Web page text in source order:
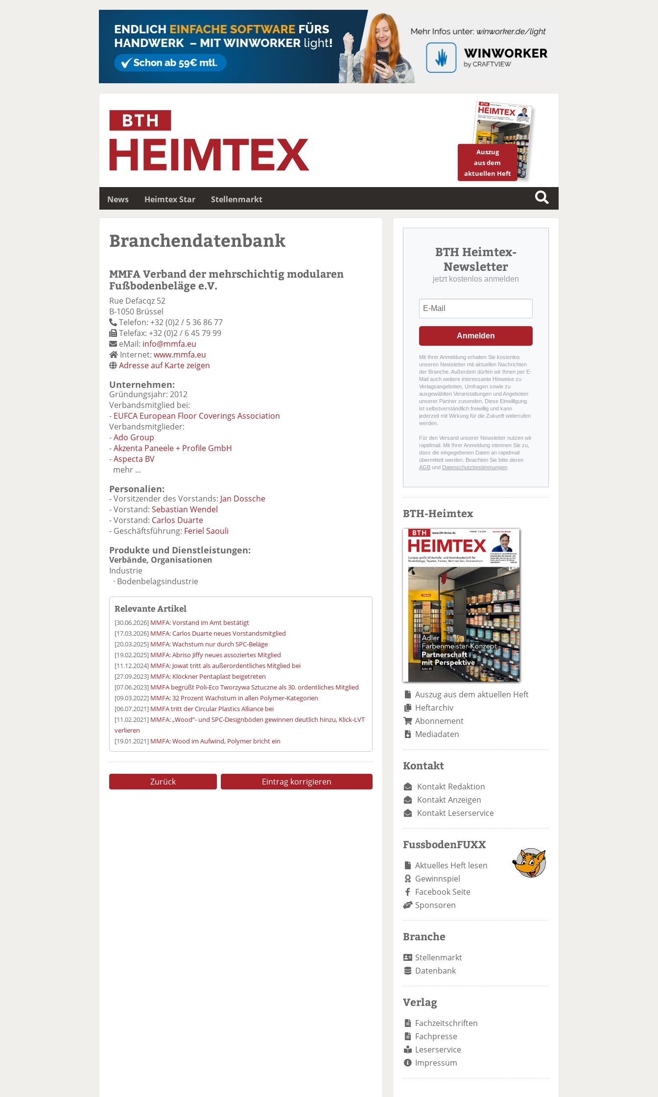
Auszug
aus dem
aktuellen Heft
News Heimtex Star
Stellenmarkt
S
u
c
Branchendatenbank
MMFA Verband der mehrschichtig modularen
Fußbodenbeläge e.V.
Rue Defacqz 52
B-1050 Brüssel
Telefon: +32 (0)2 / 5 36 86 77
Telefax: +32 (0)2 / 6 45 79 99
eMail: info@mmfa.eu
Internet: www.mmfa.eu
Adresse auf Karte zeigen
Unternehmen:
Gründungsjahr: 2012
Verbandsmitglied bei:
- EUFCA European Floor Coverings Association
Verbandsmitglieder:
-Ado Group
-Akzenta Paneele + Profile GmbH
-Aspecta BV
mehr ...
Personalien:
- Vorsitzender des Vorstands: Jan Dossche
- Vorstand: Sebastian Wendel
- Vorstand: Carlos Duarte
- Geschäftsführung: Feriel Saouli
Produkte und Dienstleistungen:
Verbände, Organisationen
Industrie
· Bodenbelagsindustrie
Relevante Artikel
[30.06.2026] MMFA: Vorstand im Amt bestätigt
[17.03.2026] MMFA: Carlos Duarte neues Vorstandsmitglied
[20.03.2025] MMFA: Wachstum nur durch SPC-Beläge
[19.02.2025] MMFA: Abriso Jiffy neues assoziertes Mitglied
[11.12.2024] MMFA: Jowat tritt als außerordentliches Mitglied bei
[27.09.2023] MMFA: Klöckner Pentaplast beigetreten
[07.06.2023] MMFA begrüßt Poli-Eco Tworzywa Sztuczne als 30. ordentliches Mitglied
[09.03.2022] MMFA: 32 Prozent Wachstum in allen Polymer-Kategorien
[06.07.2021] MMFA tritt der Circular Plastics Alliance bei
[11.02.2021] MMFA: „Wood“- und SPC-Designböden gewinnen deutlich hinzu, Klick-LVT
verlieren
[19.01.2021] MMFA: Wood im Aufwind, Polymer bricht ein
Zurück Eintrag korrigieren
BTH Heimtex-
Newsletter
jetzt kostenlos anmelden
Anmelden
Mit Ihrer Anmeldung erhalten Sie kostenlos
unseren Newsletter mit aktuellen Nachrichten
der Branche. Außerdem dürfen wir Ihnen per E-
Mail auch weitere interessante Hinweise zu
Verlagsangeboten, Umfragen sowie zu
ausgewählten Veranstaltungen und Angeboten
unserer Partner zusenden. Diese Einwilligung
ist selbstverständlich freiwillig und kann
jederzeit mit Wirkung für die Zukunft widerrufen
werden.
Für den Versand unserer Newsletter nutzen wir
rapidmail. Mit Ihrer Anmeldung stimmen Sie zu,
dass die eingegebenen Daten an rapidmail
übermittelt werden. Beachten Sie bitte deren
AGB und Datenschutzbestimmungen
BTH-Heimtex
Auszug aus dem aktuellen Heft
Heftarchiv
Abonnement
Mediadaten
Kontakt
Kontakt Redaktion
Kontakt Anzeigen
Kontakt Leserservice
FussbodenFUXX
Aktuelles Heft lesen
Gewinnspiel
Facebook Seite
Sponsoren
Branche
Stellenmarkt
Datenbank
Verlag
Fachzeitschriften
Fachpresse
Leserservice
Impressum